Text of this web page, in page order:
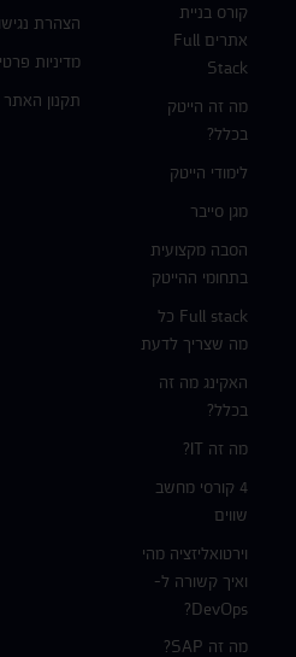
קורס בניית
אתרים Full
Stack
מה זה הייטק
בכלל?
לימודי הייטק
מגן סייבר
הסבה מקצועית
בתחומי ההייטק
Full stack כל
מה שצריך לדעת
האקינג מה זה
בכלל?
מה זה IT?
4 קורסי מחשב
שווים
וירטואליזציה מהי
ואיך קשורה ל-
DevOps?
מה זה SAP?
הצהרת
מדיניות
תקנון האתר